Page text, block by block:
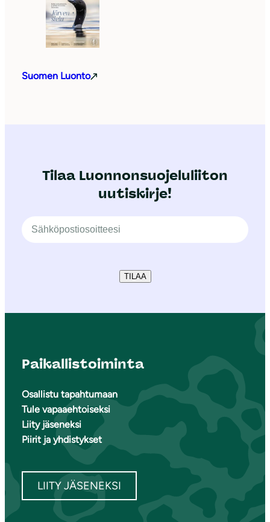
Suomen Luonto
Tilaa Luonnonsuojeluliiton
uutiskirje!
TILAA
Paikallistoiminta
Osallistu tapahtumaan
Tule vapaaehtoiseksi
Liity jäseneksi
Piirit ja yhdistykset
LIITY JÄSENEKSI